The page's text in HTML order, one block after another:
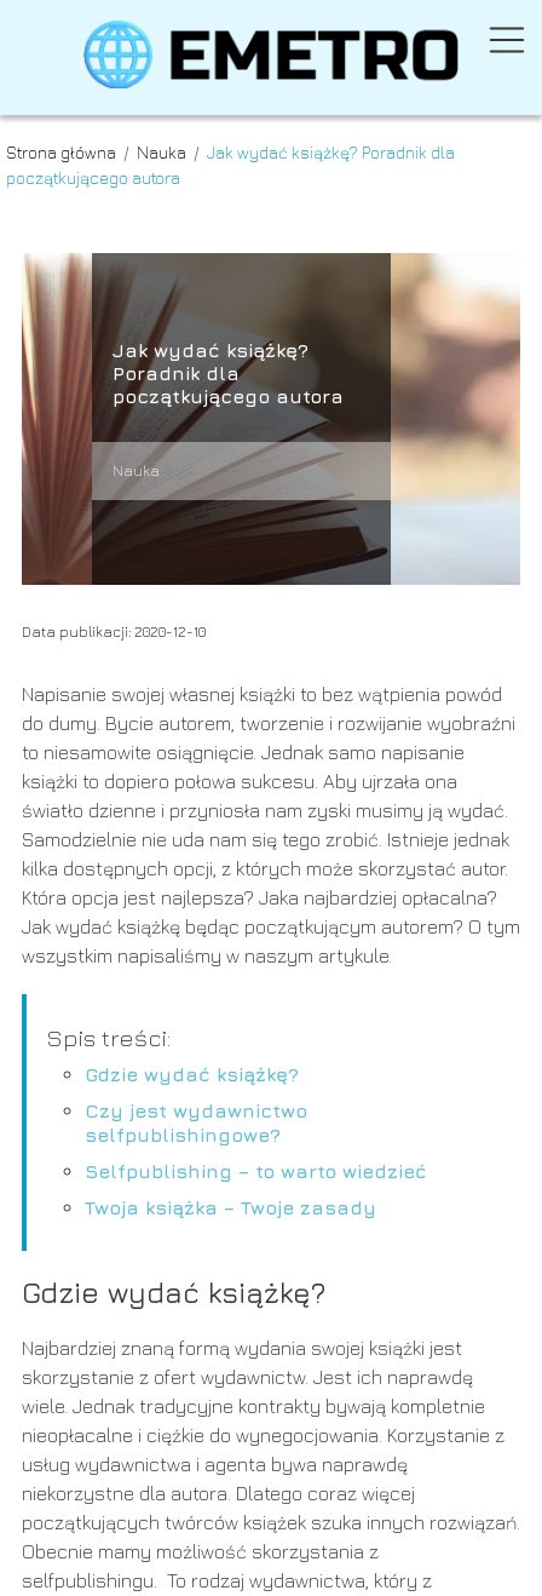
Strona główna / Nauka / Jak wydać książkę? Poradnik dla
początkującego autora
Jak wydać książkę?
Poradnik dla
początkującego autora
Nauka
Data publikacji: 2020-12-10
Napisanie swojej własnej książki to bez wątpienia powód
do dumy. Bycie autorem, tworzenie i rozwijanie wyobraźni
to niesamowite osiągnięcie. Jednak samo napisanie
książki to dopiero połowa sukcesu. Aby ujrzała ona
światło dzienne i przyniosła nam zyski musimy ją wydać.
Samodzielnie nie uda nam się tego zrobić. Istnieje jednak
kilka dostępnych opcji, z których może skorzystać autor.
Która opcja jest najlepsza? Jaka najbardziej opłacalna?
Jak wydać książkę będąc początkującym autorem? O tym
wszystkim napisaliśmy w naszym artykule.
Spis treści:
Gdzie wydać książkę?
Czy jest wydawnictwo
selfpublishingowe?
Selfpublishing – to warto wiedzieć
Twoja książka – Twoje zasady
Gdzie wydać książkę?
Najbardziej znaną formą wydania swojej książki jest
skorzystanie z ofert wydawnictw. Jest ich naprawdę
wiele. Jednak tradycyjne kontrakty bywają kompletnie
nieopłacalne i ciężkie do wynegocjowania. Korzystanie z
usług wydawnictwa i agenta bywa naprawdę
niekorzystne dla autora. Dlatego coraz więcej
początkujących twórców książek szuka innych rozwiązań.
Obecnie mamy możliwość skorzystania z
selfpublishingu. To rodzaj wydawnictwa, który z